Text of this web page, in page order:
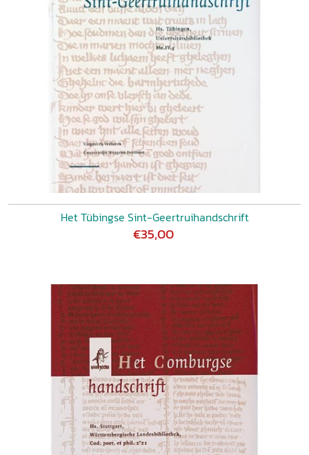
Het Tübingse Sint-Geertruihandschrift
€35,00